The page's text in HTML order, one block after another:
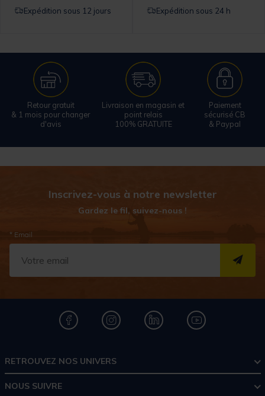
Expédition sous 12 jours Expédition sous 24 h
Retour gratuit
& 1 mois pour changer
d'avis
Livraison en magasin et
point relais
100% GRATUITE
Paiement
sécurisé CB
& Paypal
Inscrivez-vous à notre newsletter
Gardez le fil, suivez-nous !
* Email
RETROUVEZ NOS UNIVERS
NOUS SUIVRE